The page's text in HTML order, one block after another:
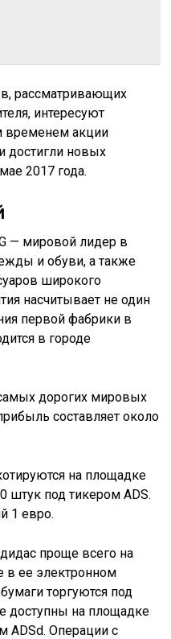
рассматривающих
интересуют
временем акции
достигли новых
2017 года.
— мировой лидер в
и обуви, а также
широкого
насчитывает не один
первой фабрики в
в городе
дорогих мировых
составляет около
на площадке
штук под тикером ADS.
1 евро.
проще всего на
в ее электронном
торгуются под
доступны на площадке
ADSd. Операции с